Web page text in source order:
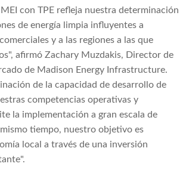
con TPE refleja nuestra determinación
de energía limpia influyentes a
y a las regiones a las que
afirmó Zachary Muzdakis, Director de
de Madison Energy Infrastructure.
de la capacidad de desarrollo de
competencias operativas y
la implementación a gran escala de
tiempo, nuestro objetivo es
local a través de una inversión